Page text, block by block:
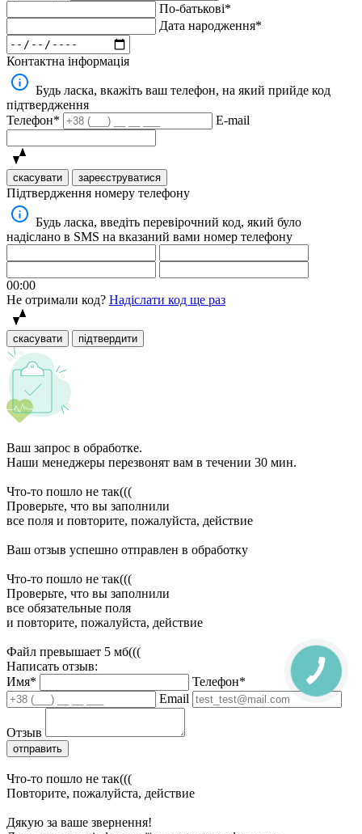
По-батькові*
Дата народження*
Контактна інформація
Будь ласка, вкажіть ваш телефон, на який прийде код
підтвердження
Телефон*
E-mail
скасувати зареєструватися
Підтвердження номеру телефону
Будь ласка, введіть перевірочний код, який було
надіслано в SMS на вказаний вами номер телефону
00:00
Не отримали код? Надіслати код ще раз
скасувати підтвердити
Ваш запрос в обработке.
Наши менеджеры перезвонят вам в течении 30 мин.
Что-то пошло не так(((
Проверьте, что вы заполнили
все поля и повторите, пожалуйста, действие
Ваш отзыв успешно отправлен в обработку
Что-то пошло не так(((
Проверьте, что вы заполнили
все обязательные поля
и повторите, пожалуйста, действие
Файл превышает 5 мб(((
Написать отзыв:
Имя*
Телефон*
Email
Отзыв
отправить
Что-то пошло не так(((
Повторите, пожалуйста, действие
Дякую за ваше звернення!